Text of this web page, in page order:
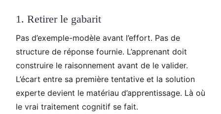
1. Retirer le gabarit
Pas d’exemple-modèle avant l’effort. Pas de
structure de réponse fournie. L’apprenant doit
construire le raisonnement avant de le valider.
L’écart entre sa première tentative et la solution
experte devient le matériau d’apprentissage. Là où
le vrai traitement cognitif se fait.